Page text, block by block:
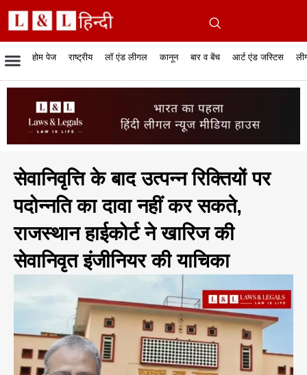
होम पेज राष्ट्रीय
रिपोर्टेबल जजमेंट सुप्रीम कोर्ट हाईकोर्ट
लॉ एंड लीगल
रिसर्च एनालाईसिस एंड लॉ केस स्टेटस
कानून
व्यापार में कानून फिल्में और कानून
बार व बेंच
बार एसोसिएशन बार
आर्ट एंड जस्टिस
जस्टिस एंड जस्टिस
सेवानिवृत्ति के बाद उत्पन्न रिक्तियों पर
पदोन्नति का दावा नहीं कर सकते,
राजस्थान हाईकोर्ट ने खारिज की
सेवानिवृत इंजीनियर की याचिका